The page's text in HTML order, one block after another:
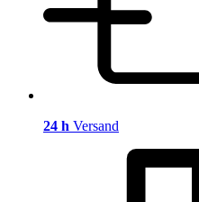
24 h Versand